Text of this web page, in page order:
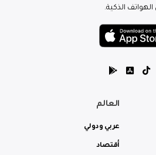
الذكية.
العالم
عربي ودولي
أقتصاد